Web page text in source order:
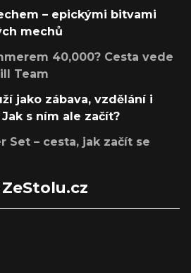
– epickými bitvami
mechů
40,000? Cesta vede
Team
jako zábava, vzdělání i
s ním ale začít?
Set – cesta, jak začít se